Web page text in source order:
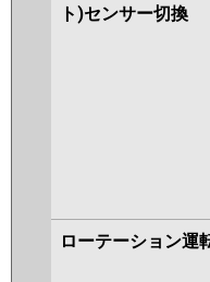
ト)センサー切換
ローテーション運